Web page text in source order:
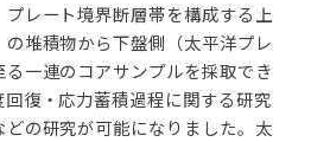
レート境界断層帯を構成する上
堆積物から下盤側（太平洋プレ
一連のコアサンプルを採取でき
復・応力蓄積過程に関する研究
の研究が可能になりました。太